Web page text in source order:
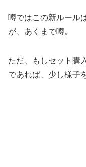
噂ではこの新ルール
が、あくまで噂。
ただ、もしセット購
であれば、少し様子